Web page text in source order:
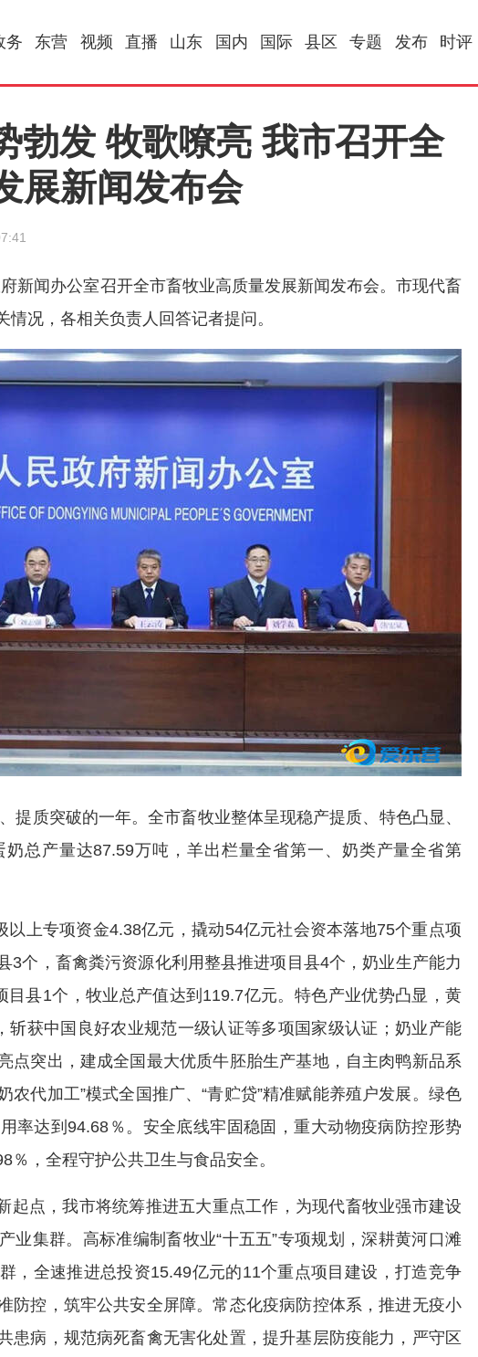
务 东营 视频 直播 山东 国内 国际 县区 专题 发布 时评
勃发 牧歌嘹亮 我市召开全
展新闻发布会
新闻办公室召开全市畜牧业高质量发展新闻发布会。市现代畜
况，各相关负责人回答记者提问。
提质突破的一年。全市畜牧业整体呈现稳产提质、特色凸显、
总产量达87.59万吨，羊出栏量全省第一、奶类产量全省第
以上专项资金4.38亿元，撬动54亿元社会资本落地75个重点项
3个，畜禽粪污资源化利用整县推进项目县4个，奶业生产能力
县1个，牧业总产值达到119.7亿元。特色产业优势凸显，黄
斩获中国良好农业规范一级认证等多项国家级认证；奶业产能
点突出，建成全国最大优质牛胚胎生产基地，自主肉鸭新品系
农代加工”模式全国推广、“青贮贷”精准赋能养殖户发展。绿色
率达到94.68％。安全底线牢固稳固，重大动物疫病防控形势
，全程守护公共卫生与食品安全。
起点，我市将统筹推进五大重点工作，为现代畜牧业强市建设
业集群。高标准编制畜牧业“十五五”专项规划，深耕黄河口滩
，全速推进总投资15.49亿元的11个重点项目建设，打造竞争
防控，筑牢公共安全屏障。常态化疫病防控体系，推进无疫小
患病，规范病死畜禽无害化处置，提升基层防疫能力，严守区